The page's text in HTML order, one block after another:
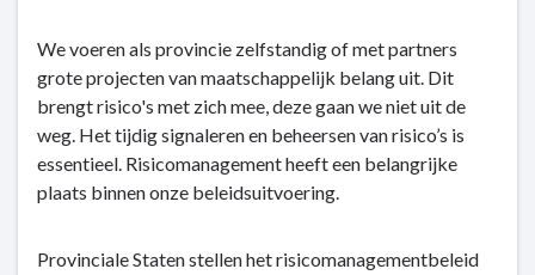
navigatie
Weerstandsvermogen
We voeren als provincie zelfstandig of met partners
grote projecten van maatschappelijk belang uit. Dit
brengt risico's met zich mee, deze gaan we niet uit de
weg. Het tijdig signaleren en beheersen van risico’s is
essentieel. Risicomanagement heeft een belangrijke
plaats binnen onze beleidsuitvoering.
Provinciale Staten stellen het risicomanagementbeleid